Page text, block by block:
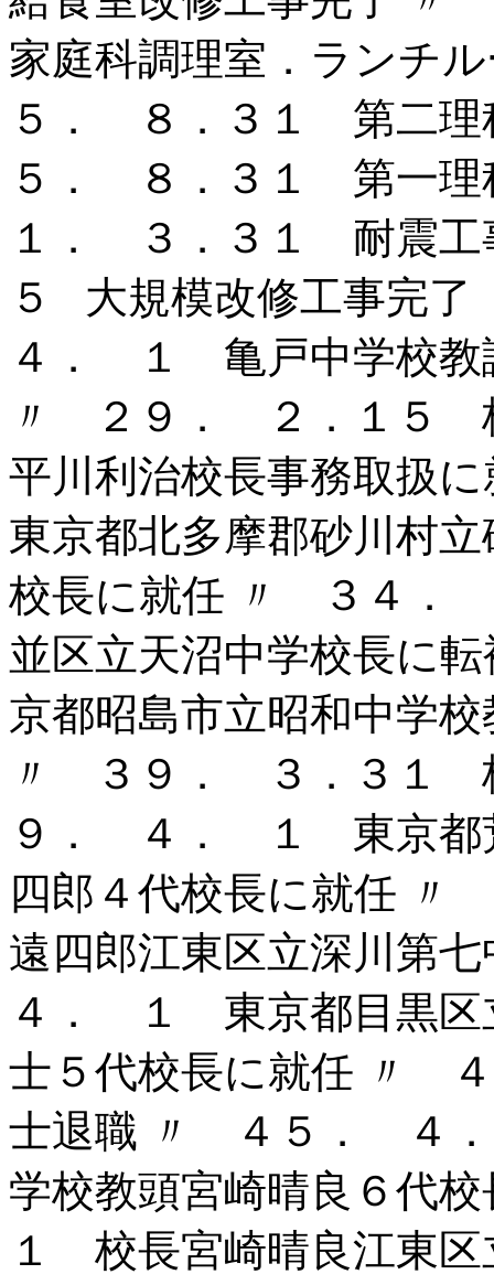
家庭科調理室．ランチ
５． ８．３１ 第二理
５． ８．３１ 第一理
１． ３．３１ 耐震工
５ 大規模改修工事完
４． １ 亀戸中学校教
〃 ２９． ２．１５
平川利治校長事務取
東京都北多摩郡砂川村
校長に就任 〃 ３４
並区立天沼中学校長
京都昭島市立昭和中学
〃 ３９． ３．３１
９． ４． １ 東京都
四郎４代校長に就任
遠四郎江東区立深川第
４． １ 東京都目黒区
士５代校長に就任 〃
士退職 〃 ４５． ４
学校教頭宮崎晴良６
１ 校長宮崎晴良江東区